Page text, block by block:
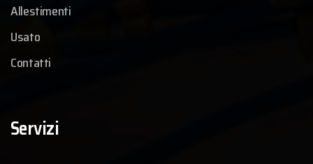
Allestimenti
Usato
Contatti
Servizi